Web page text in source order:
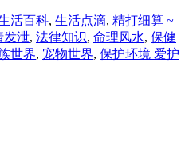
活百科, 生活点滴, 精打细算 ~
发泄, 法律知识, 命理风水, 保健
世界, 宠物世界, 保护环境 爱护